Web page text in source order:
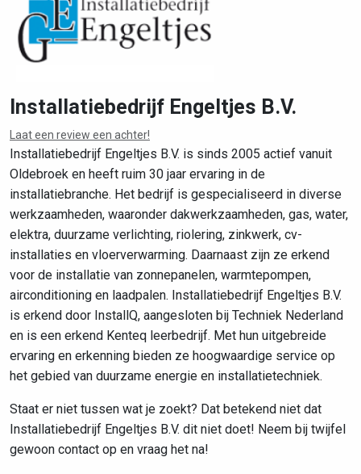
Installatiebedrijf Engeltjes B.V.
Laat een review een achter!
Installatiebedrijf Engeltjes B.V. is sinds 2005 actief vanuit
Oldebroek en heeft ruim 30 jaar ervaring in de
installatiebranche. Het bedrijf is gespecialiseerd in diverse
werkzaamheden, waaronder dakwerkzaamheden, gas, water,
elektra, duurzame verlichting, riolering, zinkwerk, cv-
installaties en vloerverwarming. Daarnaast zijn ze erkend
voor de installatie van zonnepanelen, warmtepompen,
airconditioning en laadpalen. Installatiebedrijf Engeltjes B.V.
is erkend door InstallQ, aangesloten bij Techniek Nederland
en is een erkend Kenteq leerbedrijf. Met hun uitgebreide
ervaring en erkenning bieden ze hoogwaardige service op
het gebied van duurzame energie en installatietechniek.
Staat er niet tussen wat je zoekt? Dat betekend niet dat
Installatiebedrijf Engeltjes B.V. dit niet doet! Neem bij twijfel
gewoon contact op en vraag het na!